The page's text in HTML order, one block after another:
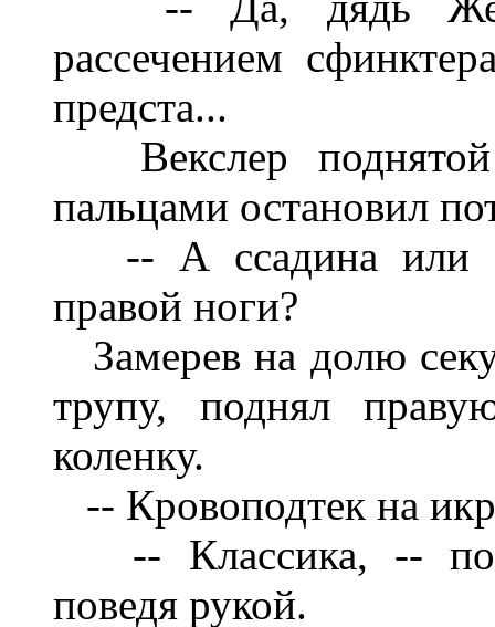
рассечением
предста...
Векслер
пальцами остановил п
-- А ссадина или
правой ноги?
Замерев на долю
трупу, поднял
коленку.
-- Кровоподтек на
-- Классика, --
поведя рукой.